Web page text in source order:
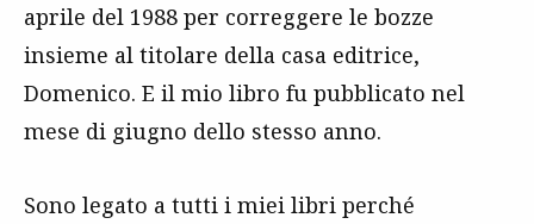
aprile del 1988 per correggere le bozze
insieme al titolare della casa editrice,
Domenico. E il mio libro fu pubblicato nel
mese di giugno dello stesso anno.
Sono legato a tutti i miei libri perché